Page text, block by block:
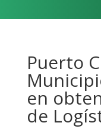
Puerto
en
de